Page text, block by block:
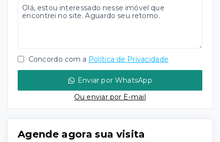
Concordo com a Política de Privacidade
Enviar por WhatsApp
Ou enviar por E-mail
Agende agora sua visita